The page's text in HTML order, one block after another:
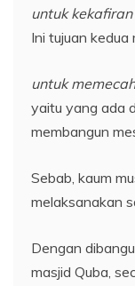
untuk kekafiran
Ini tujuan kedua
untuk
yaitu yang ada
membangun
Sebab, kaum
melaksanakan
Dengan
masjid Quba,